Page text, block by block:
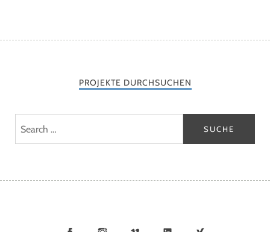
PROJEKTE DURCHSUCHEN